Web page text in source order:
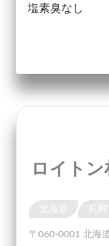
塩素臭なし
ロイトン
〒060-0001 北海